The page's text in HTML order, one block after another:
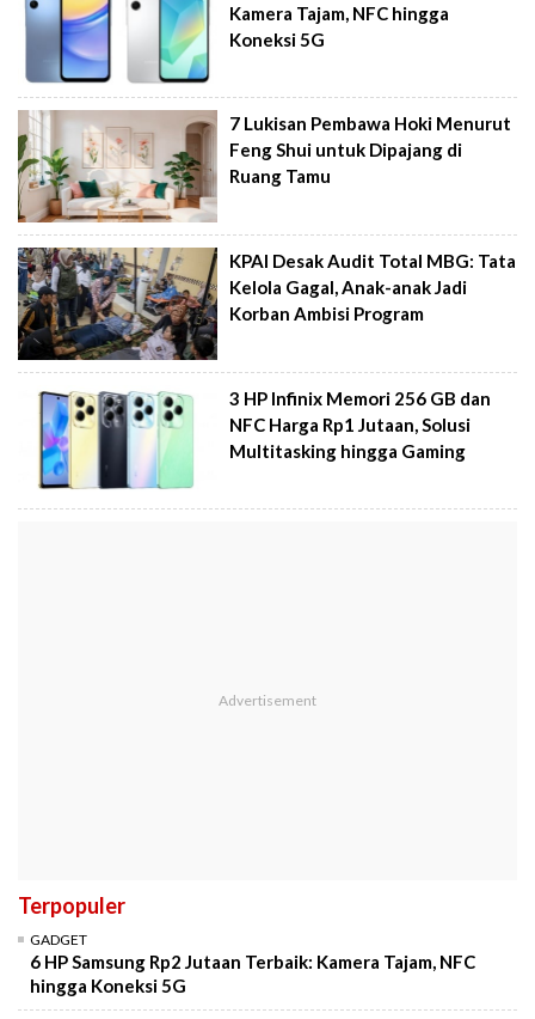
Kamera Tajam, NFC hingga
Koneksi 5G
7 Lukisan Pembawa Hoki Menurut
Feng Shui untuk Dipajang di
Ruang Tamu
KPAI Desak Audit Total MBG: Tata
Kelola Gagal, Anak-anak Jadi
Korban Ambisi Program
3 HP Infinix Memori 256 GB dan
NFC Harga Rp1 Jutaan, Solusi
Multitasking hingga Gaming
Terpopuler
GADGET
6 HP Samsung Rp2 Jutaan Terbaik: Kamera Tajam, NFC
hingga Koneksi 5G